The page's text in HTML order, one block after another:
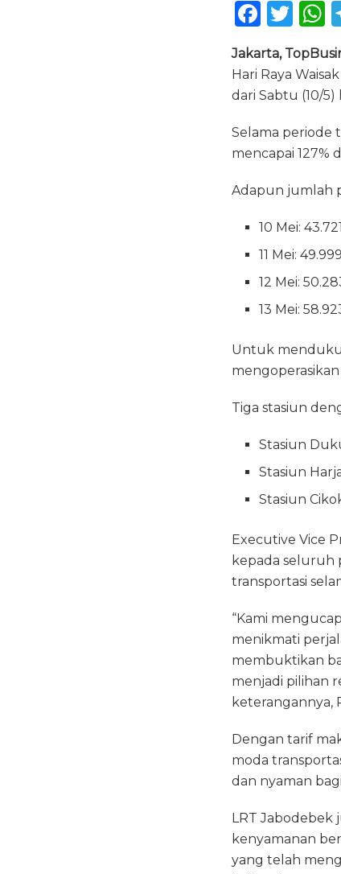
F
c
e
o
o
k
T
it
te
h
a
p
p
Jakarta,
Hari Raya
dari Sabtu (10/5)
Selama periode
mencapai 127%
Adapun jumlah
10 Mei:
11 Mei:
12 Mei:
13 Mei:
Untuk
Tiga stasiun
Stasiun
Stasiun
Stasiun
Executive Vice
kepada seluruh
transportasi
“Kami
menikmati
membuktikan
menjadi pilihan
keterangannya,
Dengan tarif
moda
dan nyaman
LRT
kenyamanan
yang telah